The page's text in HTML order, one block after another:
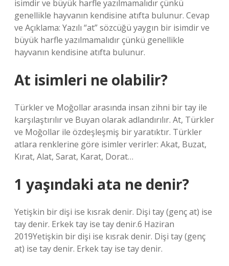
isimdir ve büyük harfle yazılmamalıdır çünkü
genellikle hayvanın kendisine atıfta bulunur. Cevap
ve Açıklama: Yazılı “at” sözcüğü yaygın bir isimdir ve
büyük harfle yazılmamalıdır çünkü genellikle
hayvanın kendisine atıfta bulunur.
At isimleri ne olabilir?
Türkler ve Moğollar arasında insan zihni bir tay ile
karşılaştırılır ve Buyan olarak adlandırılır. At, Türkler
ve Moğollar ile özdeşleşmiş bir yaratıktır. Türkler
atlara renklerine göre isimler verirler: Akat, Buzat,
Kırat, Alat, Sarat, Karat, Dorat…
1 yaşındaki ata ne denir?
Yetişkin bir dişi ise kısrak denir. Dişi tay (genç at) ise
tay denir. Erkek tay ise tay denir.6 Haziran
2019Yetişkin bir dişi ise kısrak denir. Dişi tay (genç
at) ise tay denir. Erkek tay ise tay denir.